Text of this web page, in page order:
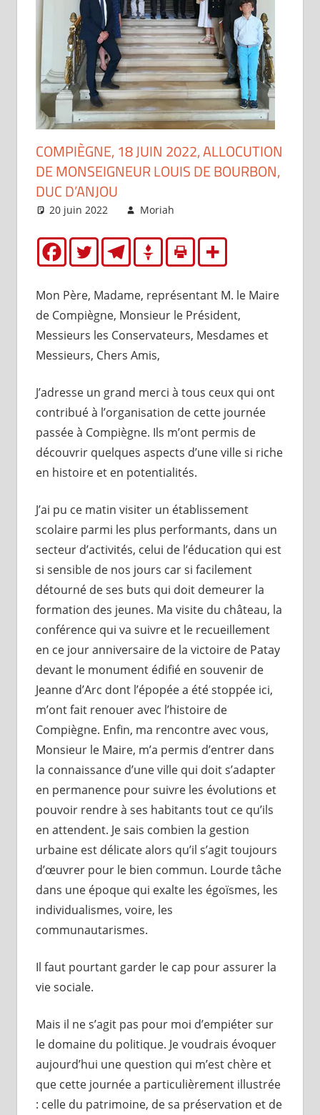
COMPIÈGNE, 18 JUIN 2022, ALLOCUTION
DE MONSEIGNEUR LOUIS DE BOURBON,
DUC D’ANJOU
20 juin 2022 Moriah
Mon Père, Madame, représentant M. le Maire
de Compiègne, Monsieur le Président,
Messieurs les Conservateurs, Mesdames et
Messieurs, Chers Amis,
J’adresse un grand merci à tous ceux qui ont
contribué à l’organisation de cette journée
passée à Compiègne. Ils m’ont permis de
découvrir quelques aspects d’une ville si riche
en histoire et en potentialités.
J’ai pu ce matin visiter un établissement
scolaire parmi les plus performants, dans un
secteur d’activités, celui de l’éducation qui est
si sensible de nos jours car si facilement
détourné de ses buts qui doit demeurer la
formation des jeunes. Ma visite du château, la
conférence qui va suivre et le recueillement
en ce jour anniversaire de la victoire de Patay
devant le monument édifié en souvenir de
Jeanne d’Arc dont l’épopée a été stoppée ici,
m’ont fait renouer avec l’histoire de
Compiègne. Enfin, ma rencontre avec vous,
Monsieur le Maire, m’a permis d’entrer dans
la connaissance d’une ville qui doit s’adapter
en permanence pour suivre les évolutions et
pouvoir rendre à ses habitants tout ce qu’ils
en attendent. Je sais combien la gestion
urbaine est délicate alors qu’il s’agit toujours
d’œuvrer pour le bien commun. Lourde tâche
dans une époque qui exalte les égoïsmes, les
individualismes, voire, les
communautarismes.
Il faut pourtant garder le cap pour assurer la
vie sociale.
Mais il ne s’agit pas pour moi d’empiéter sur
le domaine du politique. Je voudrais évoquer
aujourd’hui une question qui m’est chère et
que cette journée a particulièrement illustrée
: celle du patrimoine, de sa préservation et de